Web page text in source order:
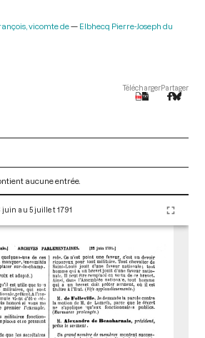
vicomte de
Elbhecq Pierre-Joseph du
TéléchargerPartager
aucune entrée.
juin au 5 juillet 1791